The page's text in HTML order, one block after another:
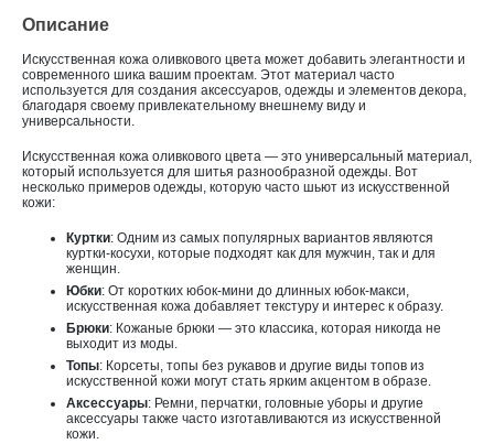
Описание
Искусственная кожа оливкового цвета может добавить элегантности и
современного шика вашим проектам. Этот материал часто
используется для создания аксессуаров, одежды и элементов декора,
благодаря своему привлекательному внешнему виду и
универсальности.
Искусственная кожа оливкового цвета — это универсальный материал,
который используется для шитья разнообразной одежды. Вот
несколько примеров одежды, которую часто шьют из искусственной
кожи:
Куртки: Одним из самых популярных вариантов являются
куртки-косухи, которые подходят как для мужчин, так и для
женщин.
Юбки: От коротких юбок-мини до длинных юбок-макси,
искусственная кожа добавляет текстуру и интерес к образу.
Брюки: Кожаные брюки — это классика, которая никогда не
выходит из моды.
Топы: Корсеты, топы без рукавов и другие виды топов из
искусственной кожи могут стать ярким акцентом в образе.
Аксессуары: Ремни, перчатки, головные уборы и другие
аксессуары также часто изготавливаются из искусственной
кожи.